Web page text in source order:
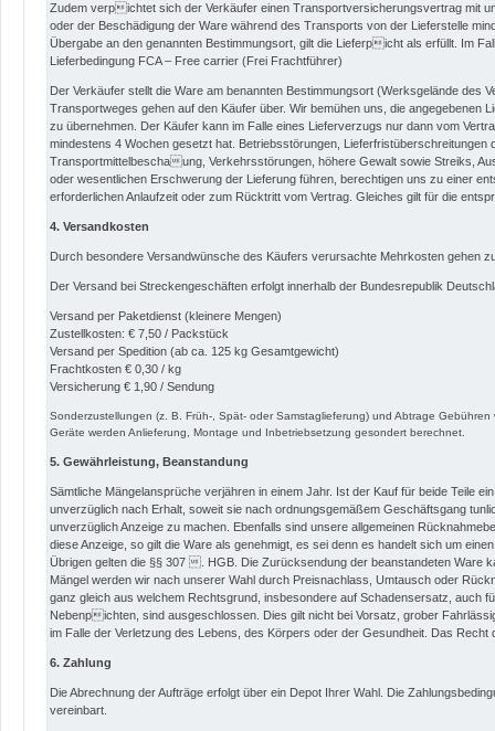
Zudem verpichtet sich der Verkäufer einen Transportversicherungsvertrag mit
oder der Beschädigung der Ware während des Transports von der Lieferstelle
Übergabe an den genannten Bestimmungsort, gilt die Lieferpicht als erfüllt. Im
Lieferbedingung FCA – Free carrier (Frei Frachtführer)
Der Verkäufer stellt die Ware am benannten Bestimmungsort (Werksgelände des
Transportweges gehen auf den Käufer über. Wir bemühen uns, die angegebenen
zu übernehmen. Der Käufer kann im Falle eines Lieferverzugs nur dann vom
mindestens 4 Wochen gesetzt hat. Betriebsstörungen, Lieferfristüberschreitungen
Transportmittelbeschaung, Verkehrsstörungen, höhere Gewalt sowie Streiks,
oder wesentlichen Erschwerung der Lieferung führen, berechtigen uns zu einer
erforderlichen Anlaufzeit oder zum Rücktritt vom Vertrag. Gleiches gilt für die
4. Versandkosten
Durch besondere Versandwünsche des Käufers verursachte Mehrkosten gehen
Der Versand bei Streckengeschäften erfolgt innerhalb der Bundesrepublik
Versand per Paketdienst (kleinere Mengen)
Zustellkosten: € 7,50 / Packstück
Versand per Spedition (ab ca. 125 kg Gesamtgewicht)
Frachtkosten € 0,30 / kg
Versicherung € 1,90 / Sendung
Sonderzustellungen (z. B. Früh-, Spät- oder Samstaglieferung) und Abtrage
Geräte werden Anlieferung, Montage und Inbetriebsetzung gesondert berechnet.
5. Gewährleistung, Beanstandung
Sämtliche Mängelansprüche verjähren in einem Jahr. Ist der Kauf für beide Teile
unverzüglich nach Erhalt, soweit sie nach ordnungsgemäßem Geschäftsgang
unverzüglich Anzeige zu machen. Ebenfalls sind unsere allgemeinen
diese Anzeige, so gilt die Ware als genehmigt, es sei denn es handelt sich um
Übrigen gelten die §§ 307 . HGB. Die Zurücksendung der beanstandeten Ware
Mängel werden wir nach unserer Wahl durch Preisnachlass, Umtausch oder
ganz gleich aus welchem Rechtsgrund, insbesondere auf Schadensersatz, auch
Nebenpichten, sind ausgeschlossen. Dies gilt nicht bei Vorsatz, grober
im Falle der Verletzung des Lebens, des Körpers oder der Gesundheit. Das
6. Zahlung
Die Abrechnung der Aufträge erfolgt über ein Depot Ihrer Wahl. Die
vereinbart.